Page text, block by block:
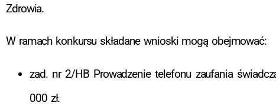
Zdrowia.
W ramach konkursu składane wnioski mogą obejmować:
zad. nr 2/HB Prowadzenie telefonu zaufania
000 zł.